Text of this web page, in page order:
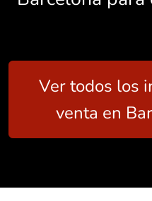
Ver todos los
venta en